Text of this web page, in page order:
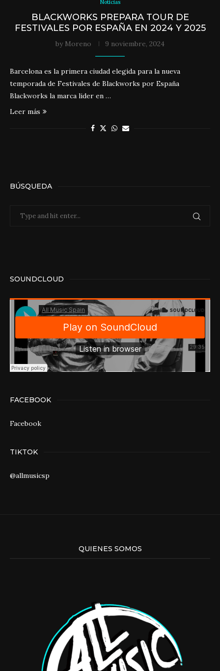
Noticias
BLACKWORKS PREPARA TOUR DE
FESTIVALES POR ESPAÑA EN 2024 Y 2025
by Moreno 9 noviembre, 2024
Barcelona es la primera ciudad elegida para la nueva
temporada de Festivales de Blackworks por España
Blackworks la marca lider en …
Leer más
BÚSQUEDA
SOUNDCLOUD
FACEBOOK
Facebook
TIKTOK
@allmusicsp
QUIENES SOMOS